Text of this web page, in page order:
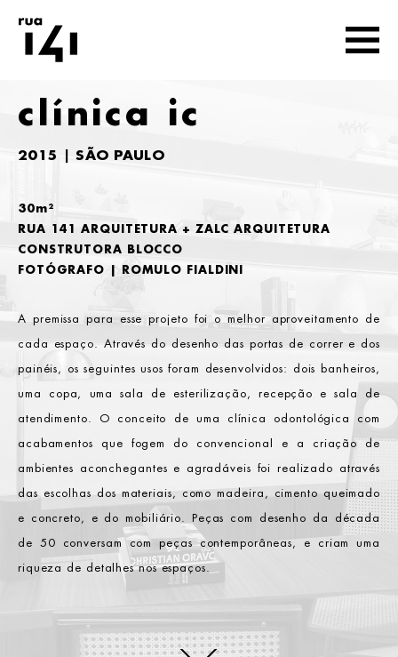
clínica ic
2015 | SÃO PAULO
A premissa para esse projeto foi o melhor aproveitamento de
cada espaço. Através do desenho das portas de correr e dos
painéis, os seguintes usos foram desenvolvidos: dois banheiros,
uma copa, uma sala de esterilização, recepção e sala de
atendimento. O conceito de uma clínica odontológica com
acabamentos que fogem do convencional e a criação de
ambientes aconchegantes e agradáveis foi realizado através
das escolhas dos materiais, como madeira, cimento queimado
e concreto, e do mobiliário. Peças com desenho da década
de 50 conversam com peças contemporâneas, e criam uma
riqueza de detalhes nos espaços.
30m²
RUA 141 ARQUITETURA + ZALC ARQUITETURA
CONSTRUTORA BLOCCO
FOTÓGRAFO | ROMULO FIALDINI